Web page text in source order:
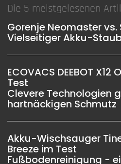
Die 5 meistgelesenen
Gorenje Neomaster vs.
Vielseitiger Akku-
ECOVACS DEEBOT
Test
Clevere Technologien
hartnäckigen Schmutz
Akku-Wischsauger
Breeze im Test
Fußbodenreinigung -